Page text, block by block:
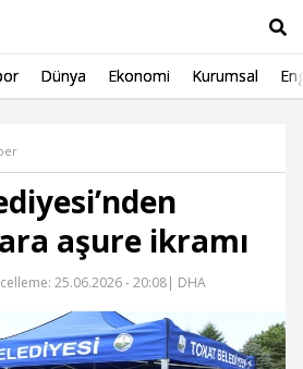
Dünya Ekonomi Kurumsal
aşure ikramı
25.06.2026 - 20:08| DHA